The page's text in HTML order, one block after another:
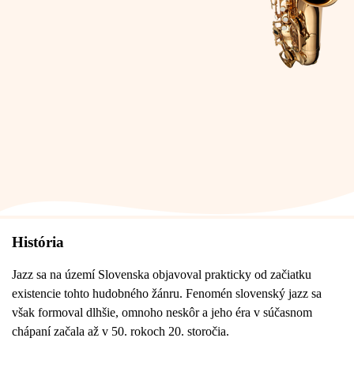
História
Jazz sa na území Slovenska objavoval prakticky od začiatku
existencie tohto hudobného žánru. Fenomén slovenský jazz sa
však formoval dlhšie, omnoho neskôr a jeho éra v súčasnom
chápaní začala až v 50. rokoch 20. storočia.